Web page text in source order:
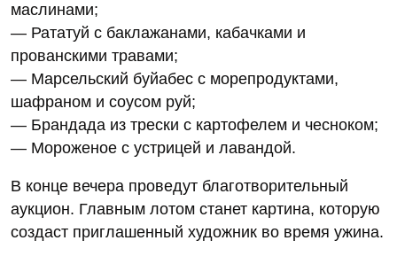
маслинами;
— Рататуй с баклажанами, кабачками и
прованскими травами;
— Марсельский буйабес с морепродуктами,
шафраном и соусом руй;
— Брандада из трески с картофелем и чесноком;
— Мороженое с устрицей и лавандой.
В конце вечера проведут благотворительный
аукцион. Главным лотом станет картина, которую
создаст приглашенный художник во время ужина.